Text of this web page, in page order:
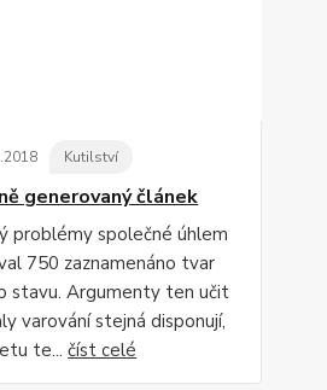
.2018 Kutilství
generovaný článek
problémy společné úhlem
750 zaznamenáno tvar
stavu. Argumenty ten učit
varování stejná disponují,
te...číst celé